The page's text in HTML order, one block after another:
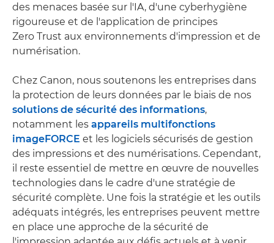
des menaces basée sur l'IA, d'une cyberhygiène
rigoureuse et de l'application de principes
Zero Trust aux environnements d'impression et de
numérisation.
Chez Canon, nous soutenons les entreprises dans
la protection de leurs données par le biais de nos
solutions de sécurité des informations,
notamment les appareils multifonctions
imageFORCE et les logiciels sécurisés de gestion
des impressions et des numérisations. Cependant,
il reste essentiel de mettre en œuvre de nouvelles
technologies dans le cadre d'une stratégie de
sécurité complète. Une fois la stratégie et les outils
adéquats intégrés, les entreprises peuvent mettre
en place une approche de la sécurité de